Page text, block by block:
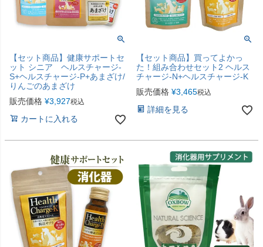
【セット商品】健康サポートセ
ット シニア ヘルスチャージ-
S+ヘルスチャージ-P+あまざけ/
りんごのあまざけ
販売価格 ¥3,927税込
カートに入れる
【セット商品】買ってよかっ
た！組み合わせセット2 ヘルス
チャージ-N+ヘルスチャージ-K
販売価格 ¥3,465税込
詳細を見る